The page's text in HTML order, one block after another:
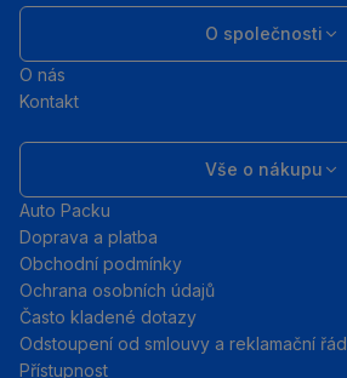
O společnosti
O nás
Kontakt
Vše o nákupu
Auto Packu
Doprava a platba
Obchodní podmínky
Ochrana osobních údajů
Často kladené dotazy
Odstoupení od smlouvy a reklamační řád
Přístupnost